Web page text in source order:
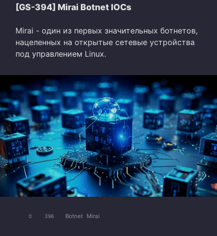
[GS-394] Mirai Botnet IOCs
Mirai - один из первых значительных ботнетов,
нацеленных на открытые сетевые устройства
под управлением Linux.
0 396 Botnet Mirai